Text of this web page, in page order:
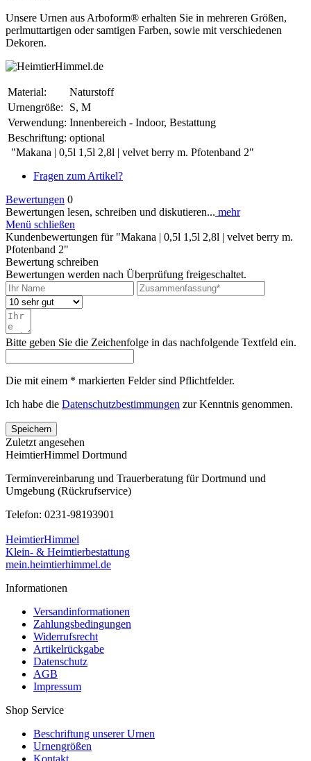
Unsere Urnen aus Arboform® erhalten Sie in mehreren Größen,
perlmuttartigen oder samtigen Farben, sowie mit verschiedenen
Dekoren.
Material:
Naturstoff
Urnengröße:
S, M
Verwendung: Innenbereich - Indoor, Bestattung
Beschriftung: optional
"Makana | 0,5l 1,5l 2,8l | velvet berry m. Pfotenband 2"
Fragen zum Artikel?
Bewertungen 0
Bewertungen lesen, schreiben und diskutieren... mehr
Menü schließen
Kundenbewertungen für "Makana | 0,5l 1,5l 2,8l | velvet berry m.
Pfotenband 2"
Bewertung schreiben
Bewertungen werden nach Überprüfung freigeschaltet.
Bitte geben Sie die Zeichenfolge in das nachfolgende Textfeld ein.
Die mit einem * markierten Felder sind Pflichtfelder.
Ich habe die Datenschutzbestimmungen zur Kenntnis genommen.
Speichern
Zuletzt angesehen
HeimtierHimmel Dortmund
Terminvereinbarung und Trauerberatung für Dortmund und
Umgebung (Rückrufservice)
Telefon: 0231-98193901
HeimtierHimmel
Klein- & Heimtierbestattung
mein.heimtierhimmel.de
Informationen
Versandinformationen
Zahlungsbedingungen
Widerrufsrecht
Artikelrückgabe
Datenschutz
AGB
Impressum
Shop Service
Beschriftung unserer Urnen
Urnengrößen